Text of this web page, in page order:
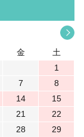
金
土
1
7
8
14
15
21
22
28
29